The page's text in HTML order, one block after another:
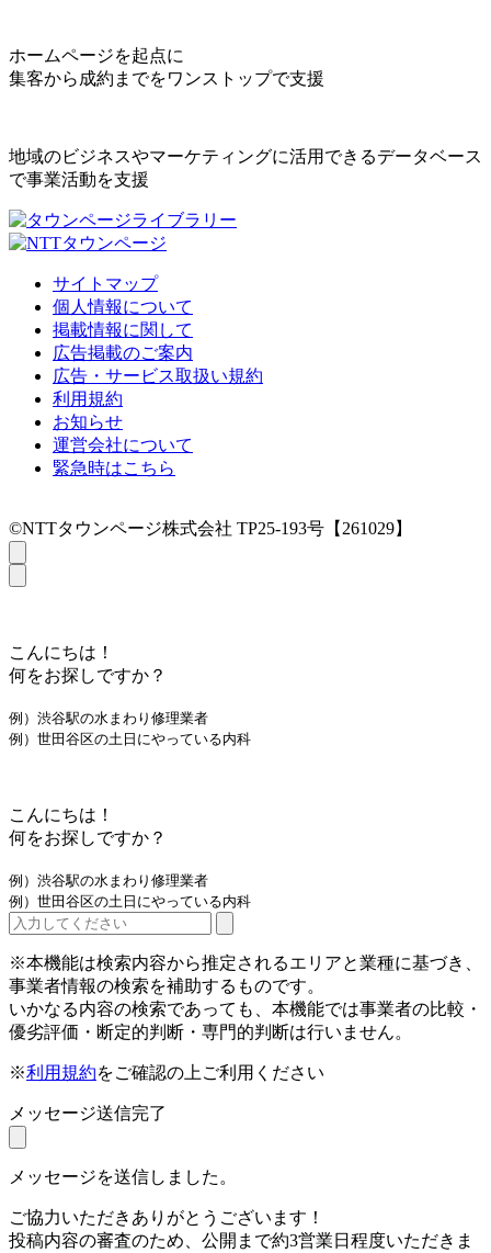
ホームページを起点に
集客から成約までをワンストップで支援
地域のビジネスやマーケティングに活用できるデータベース
で事業活動を支援
サイトマップ
個人情報について
掲載情報に関して
広告掲載のご案内
広告・サービス取扱い規約
利用規約
お知らせ
運営会社について
緊急時はこちら
©NTTタウンページ株式会社 TP25-193号【261029】
こんにちは！
何をお探しですか？
例）渋谷駅の水まわり修理業者
例）世田谷区の土日にやっている内科
こんにちは！
何をお探しですか？
例）渋谷駅の水まわり修理業者
例）世田谷区の土日にやっている内科
※本機能は検索内容から推定されるエリアと業種に基づき、
事業者情報の検索を補助するものです。
いかなる内容の検索であっても、本機能では事業者の比較・
優劣評価・断定的判断・専門的判断は行いません。
※利用規約をご確認の上ご利用ください
メッセージ送信完了
メッセージを送信しました。
ご協力いただきありがとうございます！
投稿内容の審査のため、公開まで約3営業日程度いただきま